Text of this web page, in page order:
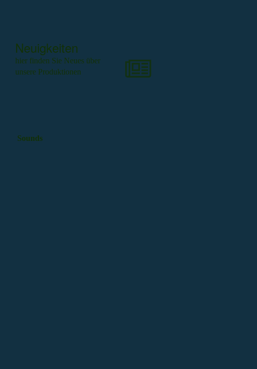
Neuigkeiten
hier finden Sie Neues über
unsere Produktionen
Sounds